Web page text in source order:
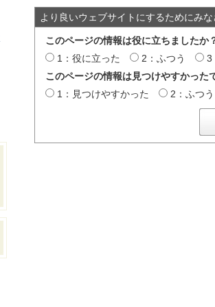
より良いウェブサイトにするためにみ
このページの情報は役に立ちましたか
1：役に立った
2：ふつう
3
このページの情報は見つけやすかった
1：見つけやすかった
2：ふつう